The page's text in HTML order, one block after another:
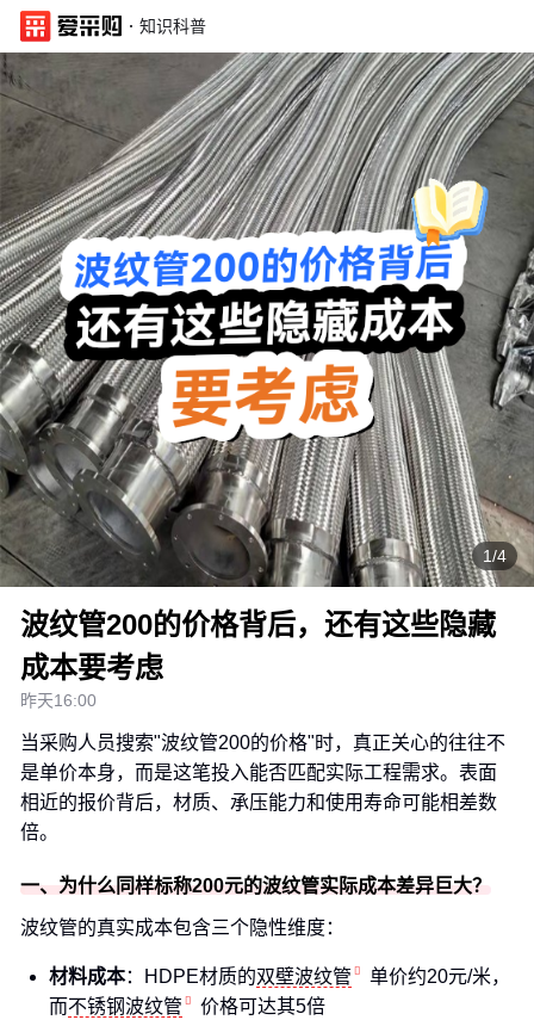
· 知识科普
1/4
波纹管200的价格背后，还有这些隐藏
成本要考虑
昨天16:00
当采购人员搜索"波纹管200的价格"时，真正关心的往往不
是单价本身，而是这笔投入能否匹配实际工程需求。表面
相近的报价背后，材质、承压能力和使用寿命可能相差数
倍。
一、为什么同样标称200元的波纹管实际成本差异巨大？
波纹管的真实成本包含三个隐性维度：
材料成本：HDPE材质的双壁波纹管
单价约20元/米，
而不锈钢波纹管
价格可达其5倍